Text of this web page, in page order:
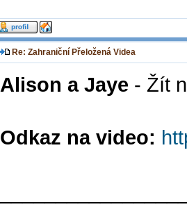
Re: Zahraniční Přeložená Videa
Alison a Jaye - Žít
Odkaz na video: